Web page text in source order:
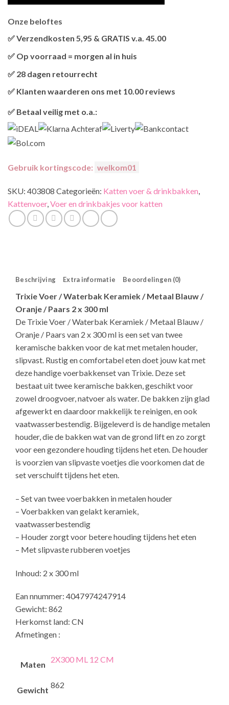
WATERBAK
KERAMIEK
LICHTBLAUW
/
/
PAARS
Onze beloftes
✅ Verzendkosten 5,95 & GRATIS v.a. 45.00
bestellingen v.a. 45,00 worden gratis verzonden.
✅ Op voorraad = morgen al in huis
hetvandaag nog verzonden
✅ 28 dagen retourrecht
retourneren.
✅ Klanten waarderen ons met 10.00 reviews
✅ Betaal veilig met o.a.:
Gebruik kortingscode: welkom01
SKU: 403808 Categorieën: Katten voer & drinkbakken,
Kattenvoer,Voer en drinkbakjes voor katten
Beschrijving Extra informatie Beoordelingen (0)
Trixie Voer / Waterbak Keramiek / Metaal Blauw /
Oranje / Paars 2 x 300 ml
De Trixie Voer / Waterbak Keramiek / Metaal Blauw /
Oranje / Paars van 2 x 300 ml is een set van twee
keramische bakken voor de kat met metalen houder,
slipvast. Rustig en comfortabel eten doet jouw kat met
deze handige voerbakkenset van Trixie. Deze set
bestaat uit twee keramische bakken, geschikt voor
zowel droogvoer, natvoer als water. De bakken zijn glad
afgewerkt en daardoor makkelijk te reinigen, en ook
vaatwasserbestendig. Bijgeleverd is de handige metalen
houder, die de bakken wat van de grond lift en zo zorgt
voor een gezondere houding tijdens het eten. De houder
is voorzien van slipvaste voetjes die voorkomen dat de
set verschuift tijdens het eten.
– Set van twee voerbakken in metalen houder
– Voerbakken van gelakt keramiek,
vaatwasserbestendig
– Houder zorgt voor betere houding tijdens het eten
– Met slipvaste rubberen voetjes
Inhoud: 2 x 300 ml
Ean nnummer: 4047974247914
Gewicht: 862
Herkomst land: CN
Afmetingen :
Maten
2X300 ML 12 CM
Gewicht
862